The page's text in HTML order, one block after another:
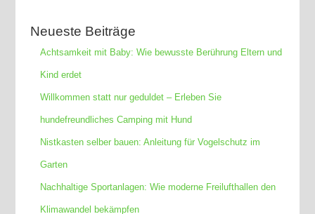
Neueste Beiträge
Achtsamkeit mit Baby: Wie bewusste Berührung Eltern und
Kind erdet
Willkommen statt nur geduldet – Erleben Sie
hundefreundliches Camping mit Hund
Nistkasten selber bauen: Anleitung für Vogelschutz im
Garten
Nachhaltige Sportanlagen: Wie moderne Freilufthallen den
Klimawandel bekämpfen